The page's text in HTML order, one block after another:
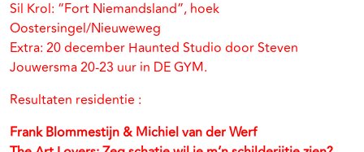
Sil Krol: “Fort Niemandsland”, hoek
Oostersingel/Nieuweweg
Extra: 20 december Haunted Studio door Steven
Jouwersma 20-23 uur in DE GYM.
Resultaten residentie :
Frank Blommestijn & Michiel van der Werf